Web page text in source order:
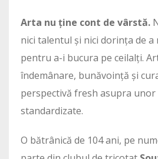
Arta nu ține cont de vârstă.
nici talentul și nici dorința de a
pentru a-i bucura pe ceilalți.
îndemânare, bunăvoință și
perspectivă fresh asupra
standardizate.
O bătrânică de 104 ani, pe